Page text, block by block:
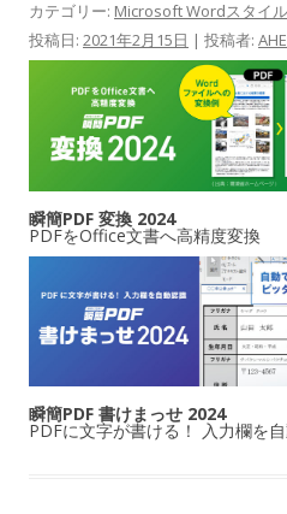
カテゴリー: Microsoft Wordスタイ
投稿日: 2021年2月15日 | 投稿者:
瞬簡PDF 変換 2024
PDFをOffice文書へ高精度変換
瞬簡PDF 書けまっせ 2024
PDFに文字が書ける！ 入力欄を